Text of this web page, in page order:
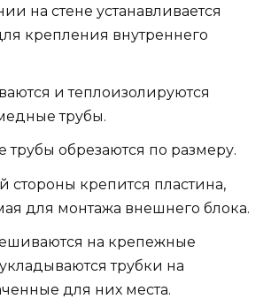
на стене устанавливается
крепления внутреннего
и теплоизолируются
трубы.
трубы обрезаются по размеру.
стороны крепится пластина,
для монтажа внешнего блока.
на крепежные
трубки на
для них места.